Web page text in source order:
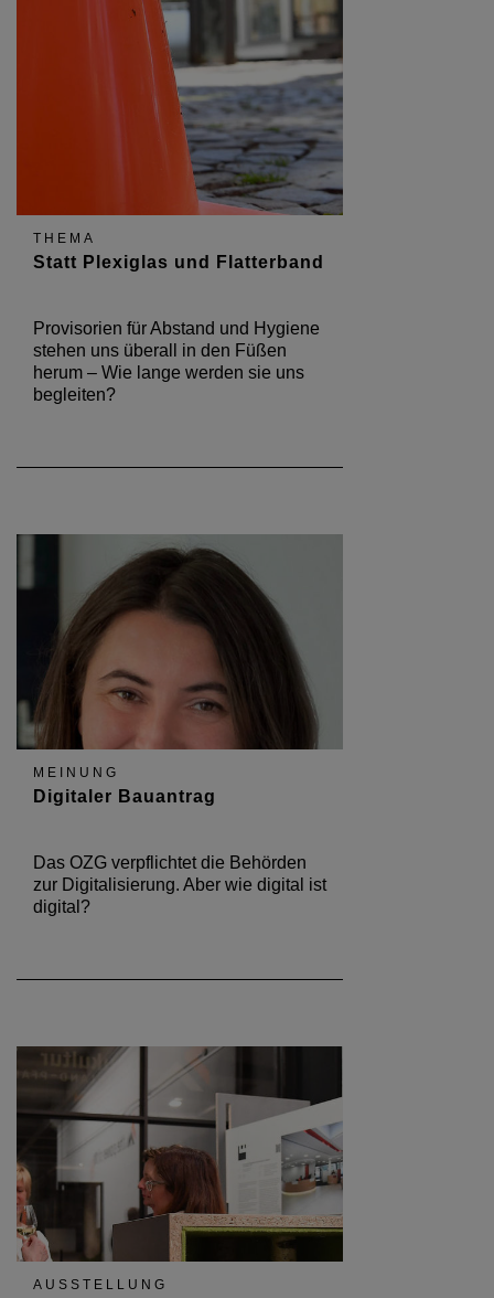
THEMA
Statt Plexiglas und Flatterband
Provisorien für Abstand und Hygiene
stehen uns überall in den Füßen
herum – Wie lange werden sie uns
begleiten?
MEINUNG
Digitaler Bauantrag
Das OZG verpflichtet die Behörden
zur Digitalisierung. Aber wie digital ist
digital?
AUSSTELLUNG